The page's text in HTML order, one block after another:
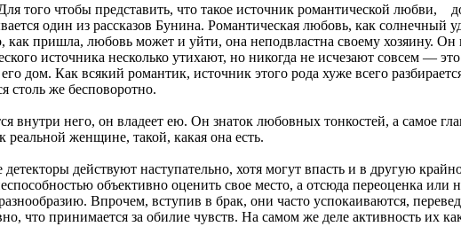
того чтобы представить, что такое источник романтической любви,
один из рассказов Бунина. Романтическая любовь, как солнечный
пришла, любовь может и уйти, она неподвластна своему хозяину. Он
источника несколько утихают, но никогда не исчезают совсем —
дом. Как всякий романтик, источник этого рода хуже всего
столь же бесповоротно.
него, он владеет ею. Он знаток любовных тонкостей, а самое
женщине, такой, какая она есть.
действуют наступательно, хотя могут впасть и в другую
объективно оценить свое место, а отсюда переоценка
Впрочем, вступив в брак, они часто успокаиваются,
что принимается за обилие чувств. На самом же деле активность их